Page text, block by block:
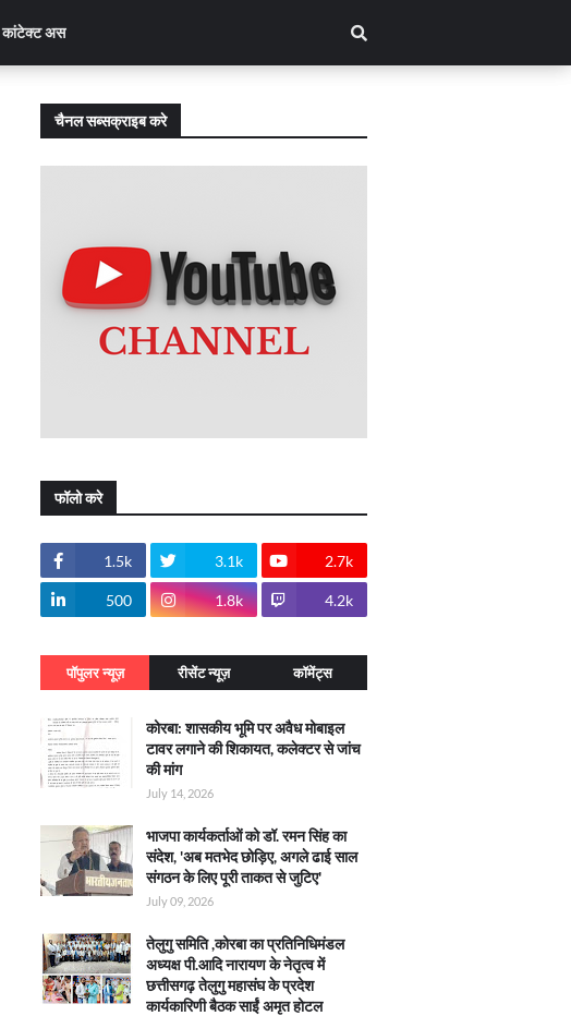
कांटेक्ट अस
चैनल सब्सक्राइब करे
फॉलो करे
1.5k 3.1k 2.7k
500 1.8k 4.2k
पॉपुलर न्यूज़ रीसेंट न्यूज़ कॉमेंट्स
कोरबा: शासकीय भूमि पर अवैध मोबाइल
टावर लगाने की शिकायत, कलेक्टर से जांच
की मांग
July 14, 2026
भाजपा कार्यकर्ताओं को डॉ. रमन सिंह का
संदेश, 'अब मतभेद छोड़िए, अगले ढाई साल
संगठन के लिए पूरी ताकत से जुटिए'
July 09, 2026
तेलुगु समिति ,कोरबा का प्रतिनिधिमंडल
अध्यक्ष पी.आदि नारायण के नेतृत्व में
छत्तीसगढ़ तेलुगु महासंघ के प्रदेश
कार्यकारिणी बैठक साईं अमृत होटल